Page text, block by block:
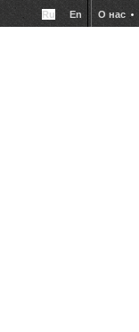
Ru En О нас